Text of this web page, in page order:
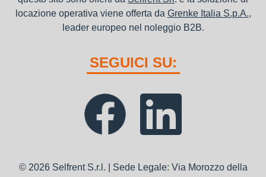
locazione operativa viene offerta da Grenke Italia S.p.A.,
leader europeo nel noleggio B2B.
SEGUICI SU:
© 2026 Selfrent S.r.l. | Sede Legale: Via Morozzo della